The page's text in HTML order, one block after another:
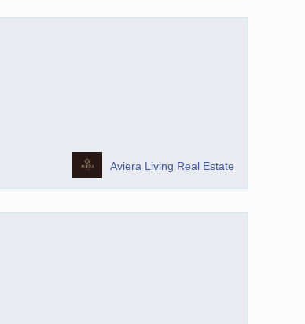
Aviera Living Real Estate